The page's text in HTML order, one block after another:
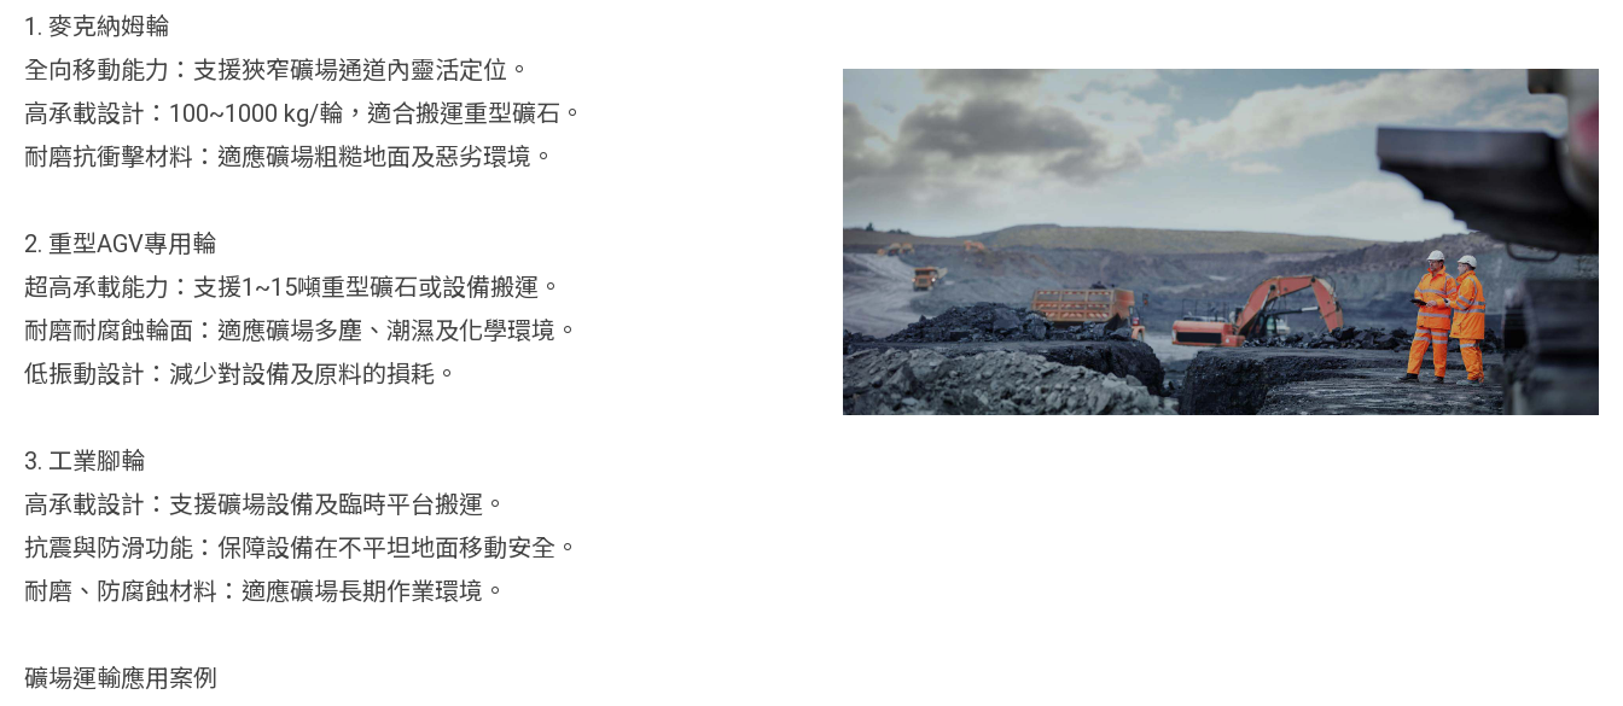
1. 麥克納姆輪
全向移動能力：支援狹窄礦場通道內靈活定位。
高承載設計：100~1000 kg/輪，適合搬運重型礦石。
耐磨抗衝擊材料：適應礦場粗糙地面及惡劣環境。
2. 重型AGV專用輪
超高承載能力：支援1~15噸重型礦石或設備搬運。
耐磨耐腐蝕輪面：適應礦場多塵、潮濕及化學環境。
低振動設計：減少對設備及原料的損耗。
3. 工業腳輪
高承載設計：支援礦場設備及臨時平台搬運。
抗震與防滑功能：保障設備在不平坦地面移動安全。
耐磨、防腐蝕材料：適應礦場長期作業環境。
礦場運輸應用案例